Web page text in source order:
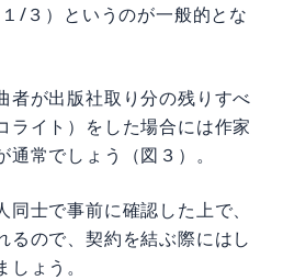
/３）というのが一般的とな
者が出版社取り分の残りすべ
ライト）をした場合には作家
常でしょう（図３）。
士で事前に確認した上で、
るので、契約を結ぶ際にはし
ょう。